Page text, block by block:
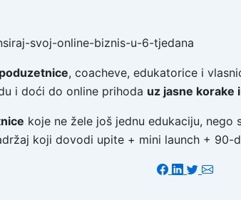
, coacheve, edukatorice i
i doći do online prihoda uz jasne korake
koje ne žele još jednu edukaciju, nego
koji dovodi upite + mini launch + 90-